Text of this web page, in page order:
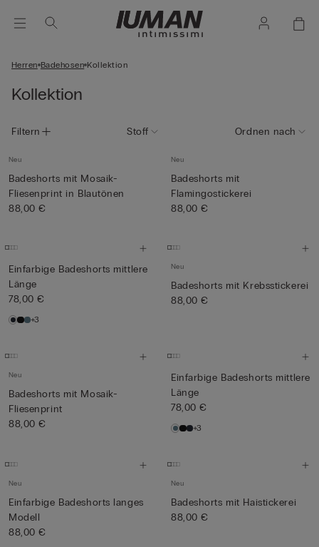
Herren Badehosen Kollektion
Kollektion
Filtern Stoff Ordnen nach
Neu
Badeshorts mit Mosaik-
Fliesenprint in Blautönen
88,00 €
Neu
Badeshorts mit
Flamingostickerei
88,00 €
Einfarbige Badeshorts mittlere
Länge
78,00 €
+3
Neu
Badeshorts mit Krebsstickerei
88,00 €
Neu
Badeshorts mit Mosaik-
Fliesenprint
88,00 €
Einfarbige Badeshorts mittlere
Länge
78,00 €
+3
Neu
Einfarbige Badeshorts langes
Modell
88,00 €
Neu
Badeshorts mit Haistickerei
88,00 €